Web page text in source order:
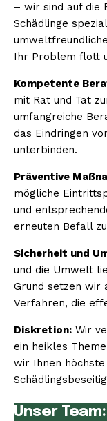
– wir sind auf die
Schädlinge
Ihr Problem flott
Kompetente
mit Rat und Tat
umfangreiche
das Eindringen
unterbinden.
Präventive
mögliche
und
erneuten Befall
Sicherheit und
und die Umwelt
Grund setzen wir
Verfahren, die
Diskretion: Wir
ein heikles
wir Ihnen
Unser Team: